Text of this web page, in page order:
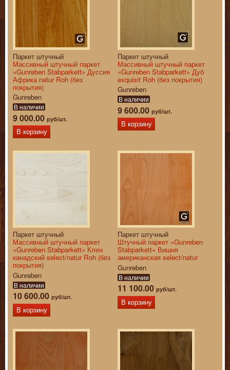
Паркет штучный
Массивный штучный паркет
«Gunreben Stabparkett» Дуссия
Африка natur Roh (без
покрытия)
Gunreben
В наличии
9 000.00 руб/шт.
В корзину
Паркет штучный
Массивный штучный паркет
«Gunreben Stabparkett» Дуб
exquisit Roh (без покрытия)
Gunreben
В наличии
9 600.00 руб/шт.
В корзину
Паркет штучный
Массивный штучный паркет
«Gunreben Stabparkett» Клен
канадский select/natur Roh (без
покрытия)
Gunreben
В наличии
10 600.00 руб/шт.
В корзину
Паркет штучный
Штучный паркет «Gunreben
Stabparkett» Вишня
американская select/natur
Gunreben
В наличии
11 100.00 руб/шт.
В корзину